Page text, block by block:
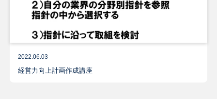
2022.06.03
経営力向上計画作成講座